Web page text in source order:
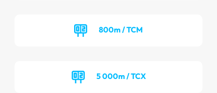
800m / TCM
5 000m / TCX